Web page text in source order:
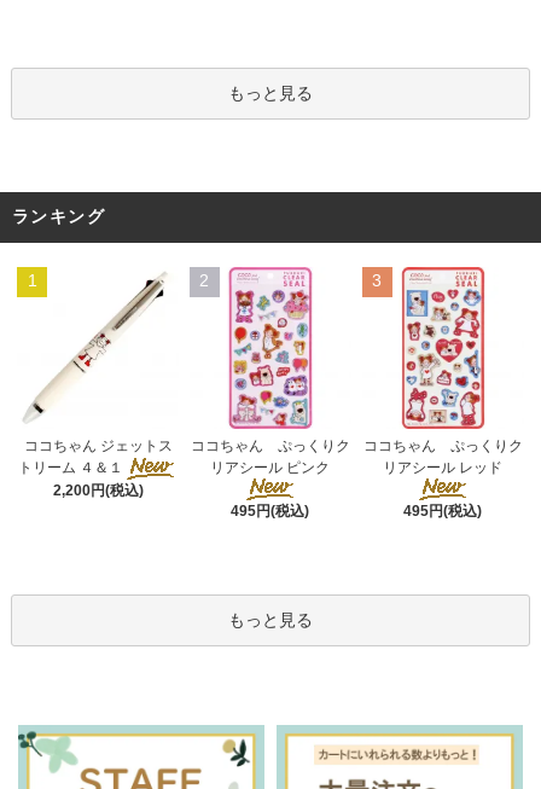
もっと見る
ランキング
1
ココちゃん ジェットス
トリーム ４＆１
2,200円(税込)
2
ココちゃん ぷっくりク
リアシール ピンク
495円(税込)
3
ココちゃん ぷっくりク
リアシール レッド
495円(税込)
もっと見る